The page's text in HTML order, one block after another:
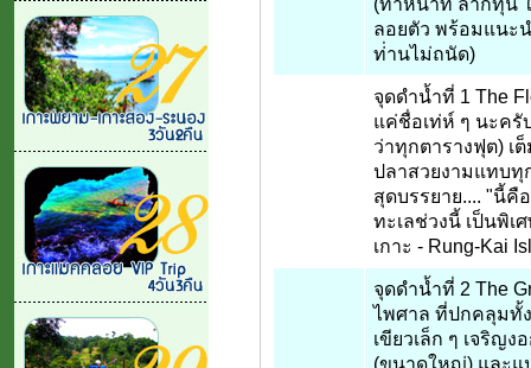
ลอยตัว พร้อมแนะ
ท่่านไม่ถนัด)
จุดดำน้ำที่ 1 The
แค่ชื่อเท่ห์ ๆ นะครั
ว่าทุกตารางฟุต) เ
ปลาสวยงามแทบทุ
สุดบรรยาย.... "นี้คื
ทะเลช่วงนี้ เป็นพิเ
เกาะ - Rung-Kai
จุดดำน้ำที่ 2 The
ไพศาล ที่ปกคลุมทั้
เขียวเล็ก ๆ เจริญ
(ขนาดใหญ่) และแ